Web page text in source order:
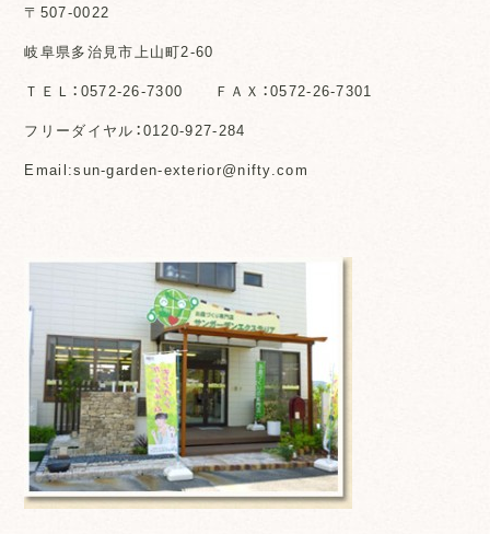
〒507-0022
岐阜県多治見市上山町2-60
ＴＥＬ：0572-26-7300 ＦＡＸ：0572-26-7301
フリーダイヤル：0120-927-284
Email:sun-garden-exterior@nifty.com